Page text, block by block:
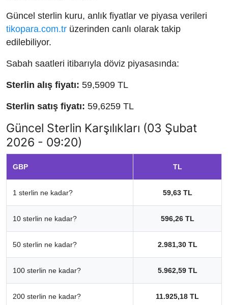
Güncel sterlin kuru, anlık fiyatlar ve piyasa verileri
tikopara.com.tr üzerinden canlı olarak takip
edilebiliyor.
Sabah saatleri itibarıyla döviz piyasasında:
Sterlin alış fiyatı: 59,5909 TL
Sterlin satış fiyatı: 59,6259 TL
Güncel Sterlin Karşılıkları (03 Şubat
2026 - 09:20)
GBP TL
1 sterlin ne kadar? 59,63 TL
10 sterlin ne kadar? 596,26 TL
50 sterlin ne kadar? 2.981,30 TL
100 sterlin ne kadar? 5.962,59 TL
200 sterlin ne kadar? 11.925,18 TL